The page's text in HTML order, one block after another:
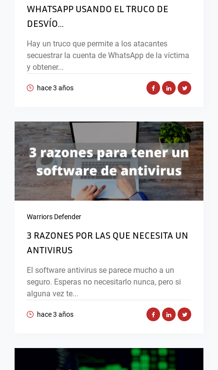
WHATSAPP USANDO EL TRUCO DE
DESVÍO...
Hay un truco que permite a los atacantes
secuestrar la cuenta de WhatsApp de la víctima
y obtener...
hace 3 años
Warriors Defender
3 RAZONES POR LAS QUE NECESITA UN
ANTIVIRUS
El software antivirus se parece mucho a un
seguro. Esperas no necesitarlo nunca, pero si
alguna vez te...
hace 3 años